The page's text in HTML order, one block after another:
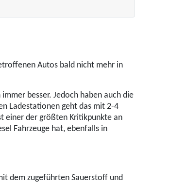
Autos bald nicht mehr in
besser. Jedoch haben auch die
Ladestationen geht das mit 2-4
einer der größten Kritikpunkte an
Fahrzeuge hat, ebenfalls in
dem zugeführten Sauerstoff und